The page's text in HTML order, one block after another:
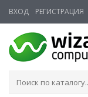
ВХОД РЕГИСТРАЦИЯ